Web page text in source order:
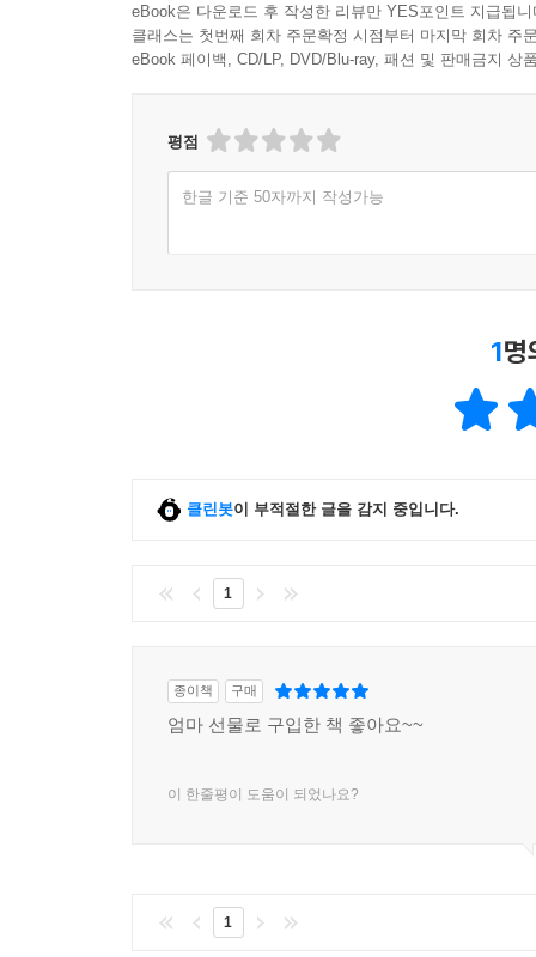
eBook은 다운로드 후 작성한 리뷰만 YES포인트 지급됩니
클래스는 첫번째 회차 주문확정 시점부터 마지막 회차 주
eBook 페이백, CD/LP, DVD/Blu-ray, 패션 및 판매금지 상
평점
한글 기준 50자까지 작성가능
1명
클린봇이 부적절한 글을 감지 중입니다.
1
종이책 구매
엄마 선물로 구입한 책 좋아요~~
이 한줄평이 도움이 되었나요?
1